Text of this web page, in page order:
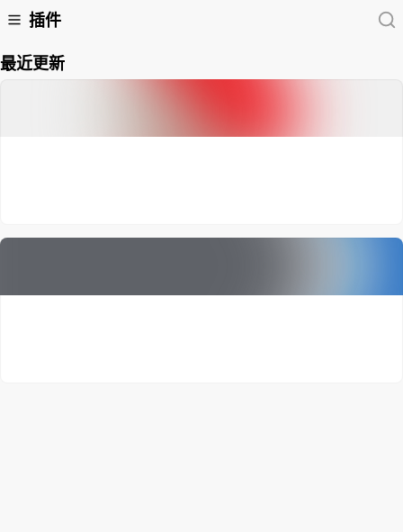
插件
最近更新